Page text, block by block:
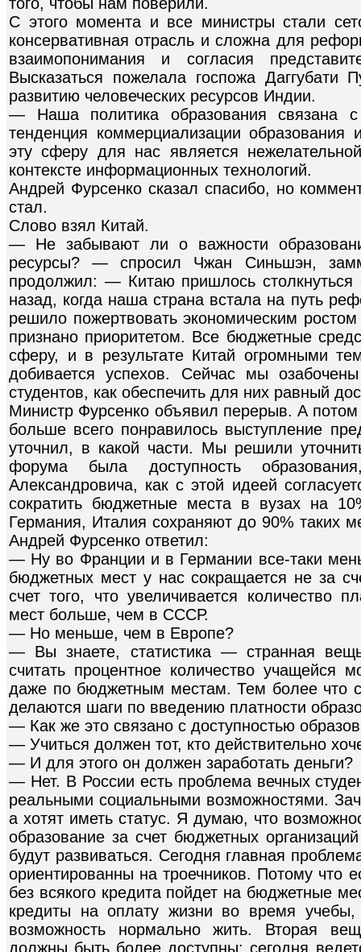
С этого момента и все министры стали
консервативная отрасль и сложна для
взаимопонимания и согласия
Высказаться пожелала госпожа
развитию человеческих ресурсов Индии.
— Наша политика образования связана
тенденция коммерциализации образования
эту сферу для нас является
контексте информационных технологий.
Андрей Фурсенко сказал спасибо, но
стал.
Слово взял Китай.
— Не забывают ли о важности
ресурсы? — спросил Чжан Синьшэн,
продолжил: — Китаю пришлось
назад, когда наша страна встала на путь
решило пожертвовать экономическим
признано приоритетом. Все бюджетные
сферу, и в результате Китай огромными
добивается успехов. Сейчас мы
студентов, как обеспечить для них равный
Министр Фурсенко объявил перерыв. А потом
больше всего понравилось выступление
уточнил, в какой части. Мы решили
форума была доступность
Александровича, как с этой идеей
сократить бюджетные места в вузах на
Германия, Италия сохраняют до 90% таких
Андрей Фурсенко ответил:
— Ну во Франции и в Германии все-таки
бюджетных мест у нас сокращается не за
счет того, что увеличивается количество
мест больше, чем в СССР.
— Но меньше, чем в Европе?
— Вы знаете, статистика — странная
считать процентное количество
даже по бюджетным местам. Тем более что
делаются шаги по введению платности
— Как же это связано с доступностью
— Учиться должен тот, кто действительно
— И для этого он должен заработать деньги?
— Нет. В России есть проблема вечных
реальными социальными возможностями.
а хотят иметь статус. Я думаю, что
образование за счет бюджетных
будут развиваться. Сегодня главная
ориентированны на троечников. Потому что
без всякого кредита пойдет на бюджетные
кредиты на оплату жизни во время
возможность нормально жить. Вторая
должны быть более доступны: сегодня